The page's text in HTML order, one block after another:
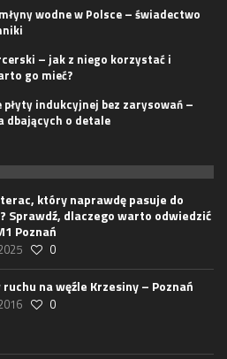
wodne w Polsce – świadectwo
– jak z niego korzystać i
go mieć?
płyty indukcyjnej bez zarysowań –
dbających o detale
który naprawdę pasuje do
Sprawdź, dlaczego warto odwiedzić
Poznań
0
na węźle Krzesiny – Poznań
0